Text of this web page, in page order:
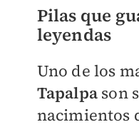
Pilas que
leyendas
Uno de los
Tapalpason
nacimientos